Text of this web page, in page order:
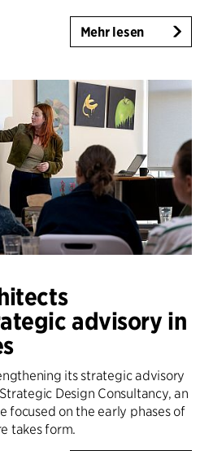
Mehr lesen
advisory in
its strategic advisory
Design Consultancy, an
focused on the early phases of
takes form.